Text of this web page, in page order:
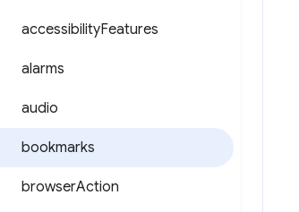
accessibilityFeatures
alarms
audio
bookmarks
browserAction